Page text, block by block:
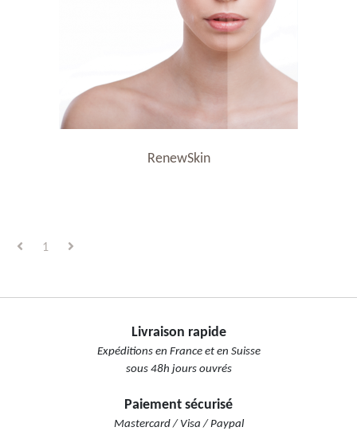
RenewSkin
1
Livraison rapide
Expéditions en France et en Suisse
sous 48h jours ouvrés
Paiement sécurisé
Mastercard / Visa / Paypal